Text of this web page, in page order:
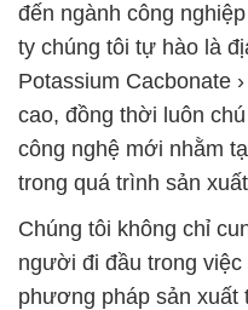
đến ngành công
ty chúng tôi tự hào là
Potassium Cacbonate
cao, đồng thời luôn
công nghệ mới nhằm
trong quá trình sản
Chúng tôi không chỉ
người đi đầu trong
phương pháp sản xuất